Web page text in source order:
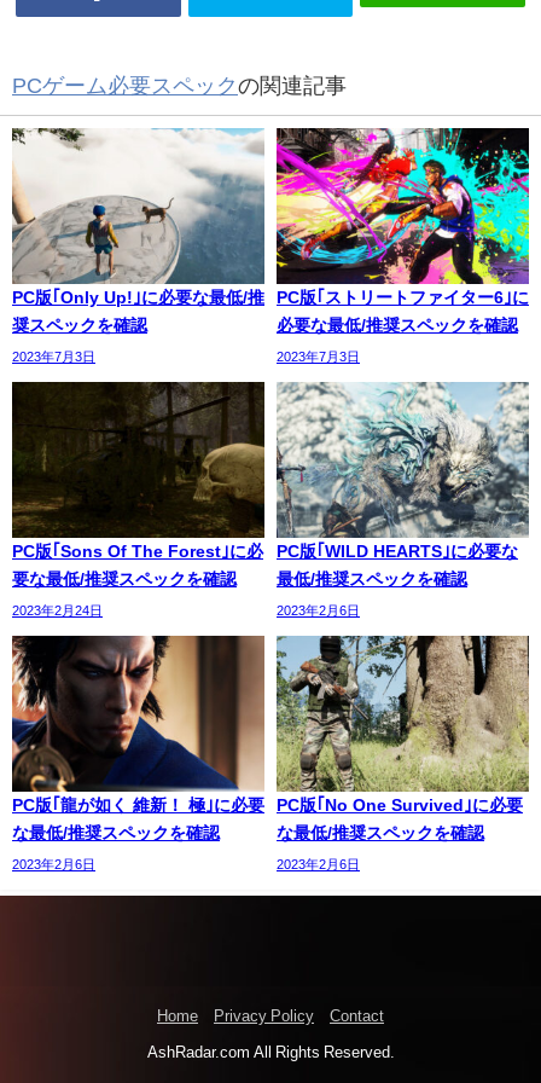
PCゲーム必要スペックの関連記事
PC版｢Only Up!｣に必要な最低/推
奨スペックを確認
2023年7月3日
PC版｢ストリートファイター6｣に
必要な最低/推奨スペックを確認
2023年7月3日
PC版｢Sons Of The Forest｣に必
要な最低/推奨スペックを確認
2023年2月24日
PC版｢WILD HEARTS｣に必要な
最低/推奨スペックを確認
2023年2月6日
PC版｢龍が如く 維新！ 極｣に必要
な最低/推奨スペックを確認
2023年2月6日
PC版｢No One Survived｣に必要
な最低/推奨スペックを確認
2023年2月6日
Home Privacy Policy Contact
AshRadar.com All Rights Reserved.